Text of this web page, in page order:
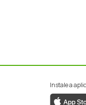
Instale a